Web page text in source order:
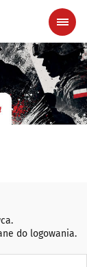
do logowania.